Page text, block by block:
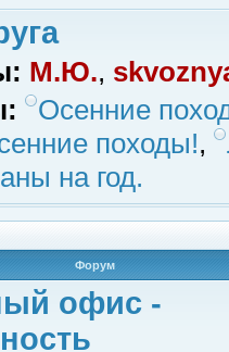
М.Ю.,
Осенние
походы!,
на год.
Форум
офис -